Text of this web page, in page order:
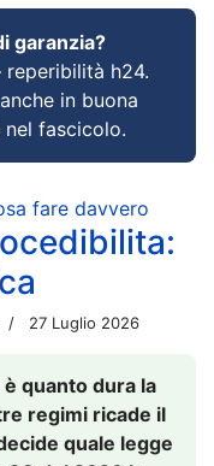
garanzia?
h24.
in buona
fascicolo.
fare davvero
27 Luglio 2026
quanto dura la
regimi ricade il
quale legge